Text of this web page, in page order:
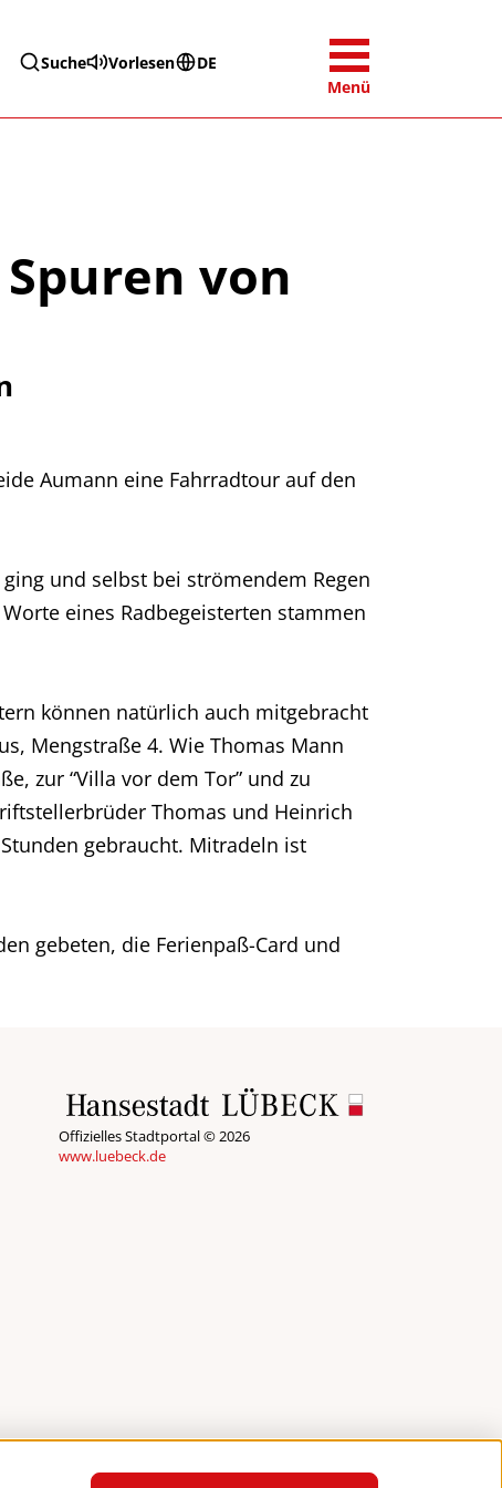
Suche Vorlesen
DE
Menü
von
Aumann eine Fahrradtour auf den
und selbst bei strömendem Regen
eines Radbegeisterten stammen
können natürlich auch mitgebracht
Mengstraße 4. Wie Thomas Mann
zur “Villa vor dem Tor” und zu
Thomas und Heinrich
gebraucht. Mitradeln ist
gebeten, die Ferienpaß-Card und
Offizielles Stadtportal © 2026
www.luebeck.de